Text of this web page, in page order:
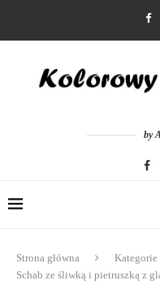
by
Strona główna Kategorie
Schab ze śliwką i pietruszką z